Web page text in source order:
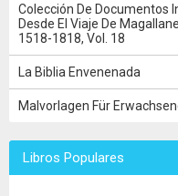
Colección De Documentos
Desde El Viaje De
1518-1818, Vol. 18
La Biblia Envenenada
Malvorlagen Für
Libros Populares